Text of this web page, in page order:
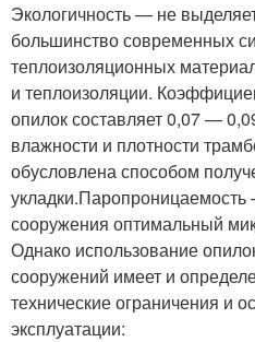
Экологичность — не
большинство современных
теплоизоляционных
и теплоизоляции.
опилок составляет 0,07 —
влажности и плотности
обусловлена способом
укладки.Паропроницаемость
сооружения оптимальный
Однако использование
сооружений имеет и
технические ограничения и
эксплуатации: